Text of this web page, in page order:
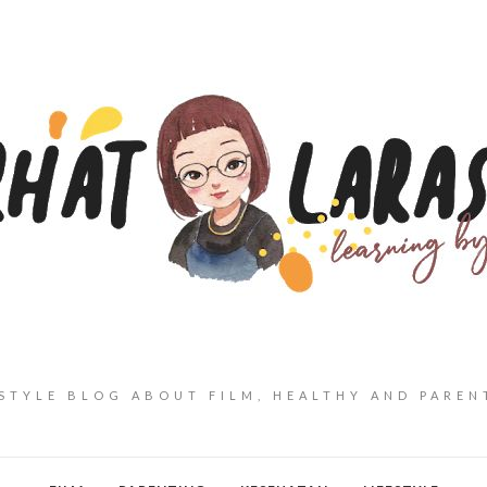
BLOG ABOUT FILM, HEALTHY AND